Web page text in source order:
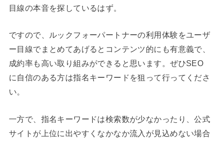
目線の本音を探しているはず。
ですので、ルックフォーパートナーの利用体験をユーザ
ー目線でまとめてあげるとコンテンツ的にも有意義で、
成約率も高い取り組みができると思います。ぜひSEO
に自信のある方は指名キーワードを狙って行ってくださ
い。
一方で、指名キーワードは検索数が少なかったり、公式
サイトが上位に出やすくなかなか流入が見込めない場合